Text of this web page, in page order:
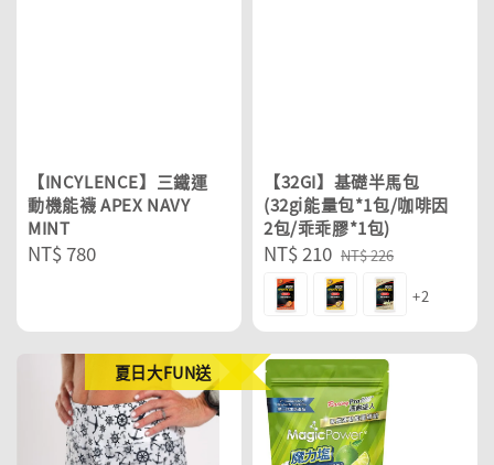
【INCYLENCE】三鐵運
動機能襪 APEX NAVY
MINT
Regular
NT$ 780
【32GI】基礎半馬包
(32gi能量包*1包/咖啡因
2包/乖乖膠*1包)
Sale
price
NT$ 210 Regular
price
NT$ 226
+2
夏日大FUN送